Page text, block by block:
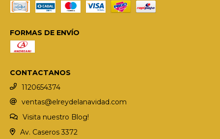
FORMAS DE ENVÍO
CONTACTANOS
1120654374
ventas@elreydelanavidad.com
Visita nuestro Blog!
Av. Caseros 3372